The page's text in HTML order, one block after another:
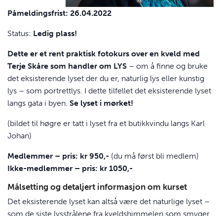
Påmeldingsfrist: 26.04.2022
Status: Ledig plass!
Dette er et rent praktisk fotokurs over en kveld med
Terje Skåre som handler om LYS – om å finne og bruke
det eksisterende lyset der du er, naturlig lys eller kunstig
lys – som portrettlys. I dette tilfellet det eksisterende lyset
langs gata i byen. Se lyset i mørket!
(bildet til høgre er tatt i lyset fra et butikkvindu langs Karl
Johan)
Medlemmer – pris: kr 950,- (du må først bli medlem)
Ikke-medlemmer – pris: kr 1050,-
Målsetting og detaljert informasjon om kurset
Det eksisterende lyset kan altså være det naturlige lyset –
som de siste lysstrålene fra kveldshimmelen som smyger